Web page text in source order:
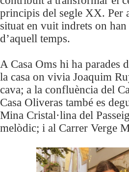
principis del segle XX. Per
situat en vuit indrets on
d’aquell temps.
A Casa Oms hi ha parades
la casa on vivia Joaquim
cava; a la confluència del
Casa Oliveras també es
Mina Cristal·lina del
melòdic; i al Carrer Verge